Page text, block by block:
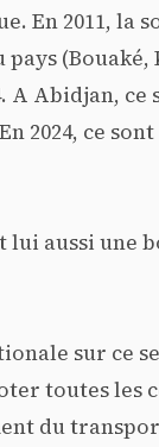
En 2011, la
Abidjan, ce
2024, ce
aussi une
sur ce
toutes les
du